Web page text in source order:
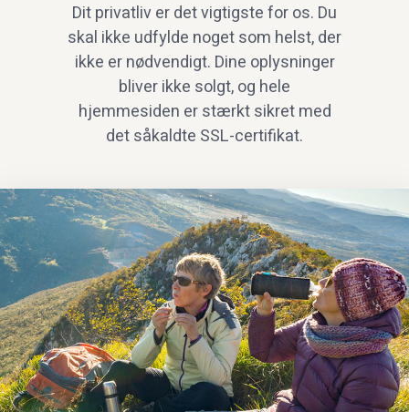
Dit privatliv er det vigtigste for os. Du
skal ikke udfylde noget som helst, der
ikke er nødvendigt. Dine oplysninger
bliver ikke solgt, og hele
hjemmesiden er stærkt sikret med
det såkaldte SSL-certifikat.